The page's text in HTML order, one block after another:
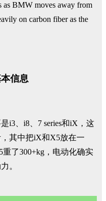
BMW moves away from
on carbon fiber as the
信息
i3、i8、7 series和iX，这
其中把iX和X5放在一
了300+kg，电动化确实
。